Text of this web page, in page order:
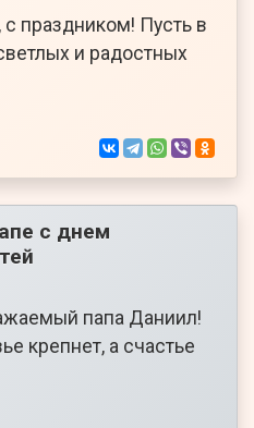
праздником! Пусть в
и радостных
с днем
папа Даниил!
крепнет, а счастье